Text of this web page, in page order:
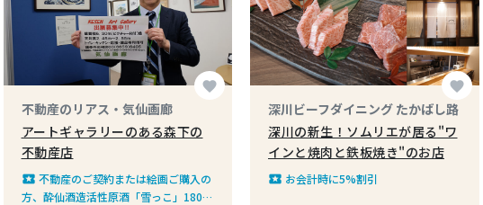
favorite
不動産のリアス・気仙画廊
アートギャラリーのある森下の
不動産店
local_play 不動産のご契約または絵画ご購入の
方、酔仙酒造活性原酒「雪っこ」180ｍ
favorite
深川ビーフダイニング たかばし路
深川の新生！ソムリエが居る"ワ
インと焼肉と鉄板焼き"のお店
local_play お会計時に5%割引